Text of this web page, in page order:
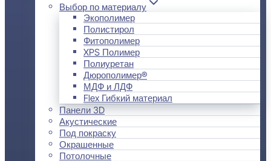
Выбор по материалу
Экополимер
Полистирол
Фитополимер
XPS Полимер
Полиуретан
Дюрополимер®
МДФ и ЛДФ
Flex Гибкий материал
Панели 3D
Акустические
Под покраску
Окрашенные
Потолочные